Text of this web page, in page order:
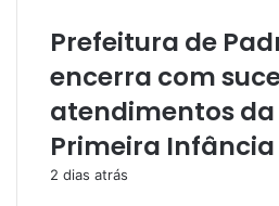
Prefeitura de
encerra com
atendimentos
Primeira Infância
2 dias atrás